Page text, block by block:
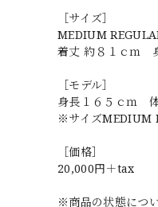
［サイズ］
MEDIUM
着丈 約８１ｃｍ
［モデル］
身長１６５ｃｍ
※サイズMEDIUM
［価格］
20,000円＋tax
※商品の状態につ